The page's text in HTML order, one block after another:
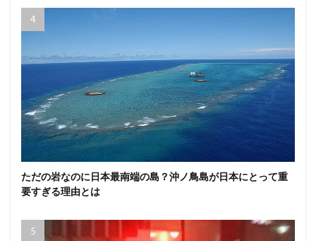
ただの岩なのに日本最南端の島？沖ノ鳥島が日本にとって重
要すぎる理由とは